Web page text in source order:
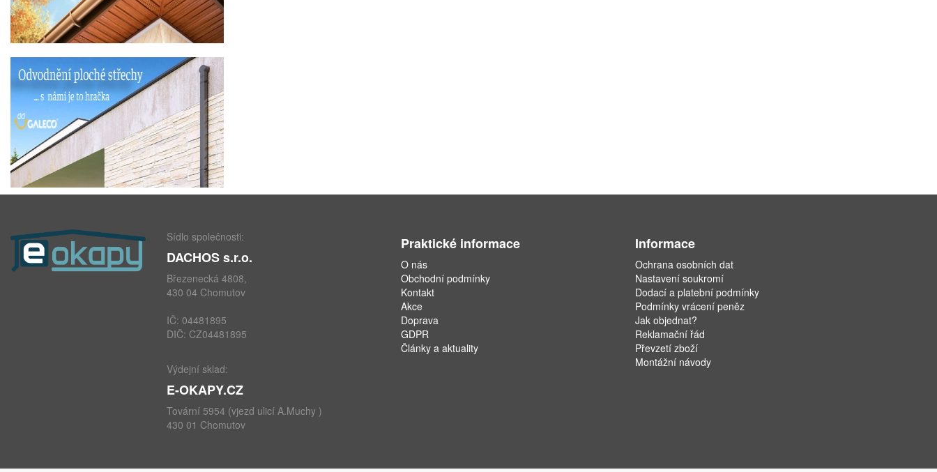
Sídlo společnosti:
DACHOS s.r.o.
Březenecká 4808,
430 04 Chomutov
IČ: 04481895
DIČ: CZ04481895
Výdejní sklad:
E-OKAPY.CZ
Tovární 5954 (vjezd ulicí A.Muchy )
430 01 Chomutov
Praktické informace
O nás
Obchodní podmínky
Kontakt
Akce
Doprava
GDPR
Články a aktuality
Informace
Ochrana osobních dat
Nastavení soukromí
Dodací a platební podmínky
Podmínky vrácení peněz
Jak objednat?
Reklamační řád
Převzetí zboží
Montážní návody